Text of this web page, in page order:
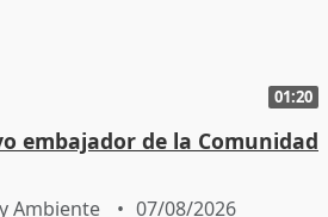
01:20
embajador de la Comunidad
Ambiente 07/08/2026